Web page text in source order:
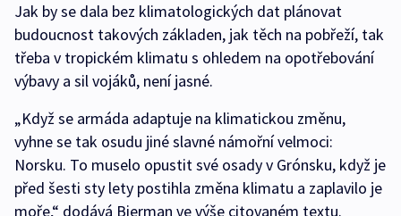
Jak by se dala bez klimatologických dat plánovat
budoucnost takových základen, jak těch na pobřeží, tak
třeba v tropickém klimatu s ohledem na opotřebování
výbavy a sil vojáků, není jasné.
„Když se armáda adaptuje na klimatickou změnu,
vyhne se tak osudu jiné slavné námořní velmoci:
Norsku. To muselo opustit své osady v Grónsku, když je
před šesti sty lety postihla změna klimatu a zaplavilo je
moře,“ dodává Bierman ve výše citovaném textu.